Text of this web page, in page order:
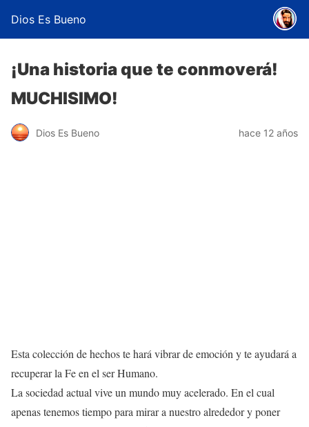
Dios Es Bueno
¡Una historia que te conmoverá!
MUCHISIMO!
Dios Es Bueno hace 12 años
Esta colección de hechos te hará vibrar de emoción y te ayudará a
recuperar la Fe en el ser Humano.
La sociedad actual vive un mundo muy acelerado. En el cual
apenas tenemos tiempo para mirar a nuestro alrededor y poner